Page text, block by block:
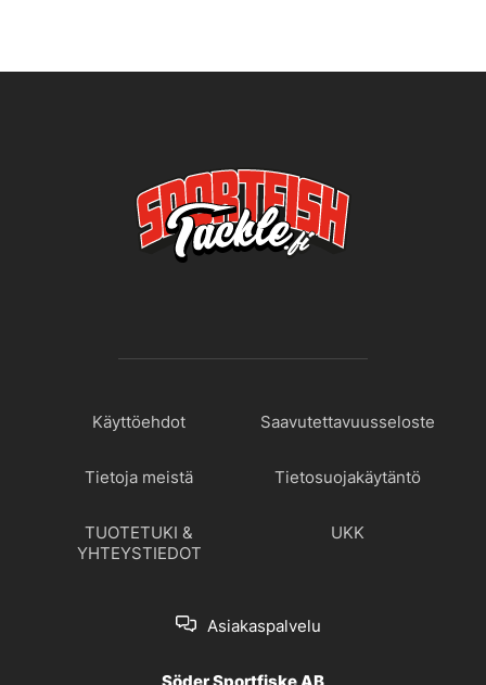
Käyttöehdot Saavutettavuusseloste
Tietoja meistä Tietosuojakäytäntö
TUOTETUKI &
YHTEYSTIEDOT
UKK
Asiakaspalvelu